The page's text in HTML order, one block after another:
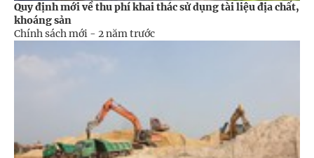
Quy định mới về thu phí khai thác sử dụng tài liệu địa chất,
khoáng sản
Chính sách mới - 2 năm trước